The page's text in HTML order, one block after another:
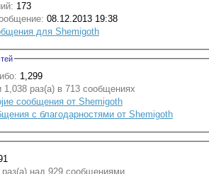
173
08.12.2013 19:38
для Shemigoth
1,299
1,038 раз(а) в 713 сообщениях
сообщения от Shemigoth
с благодарностями от Shemigoth
над 929 сообщениями